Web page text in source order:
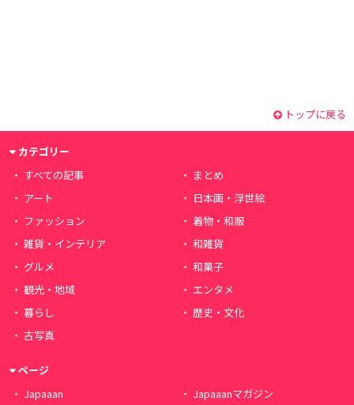
トップに戻る
カテゴリー
すべての記事
まとめ
アート
日本画・浮世絵
ファッション
着物・和服
雑貨・インテリア
和雑貨
グルメ
和菓子
観光・地域
エンタメ
暮らし
歴史・文化
古写真
ページ
Japaaan
Japaaanマガジン